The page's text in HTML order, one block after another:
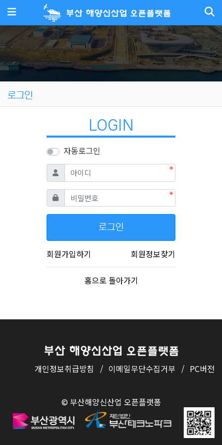
메뉴
로그인
LOGIN
자동로그인
아이디 필수
비밀번호필수
로그인
회원가입하기 회원정보찾기
홈으로 돌아가기
개인정보취급방침 / 이메일무단수집거부 / PC버전
© 부산해양신산업 오픈플랫폼